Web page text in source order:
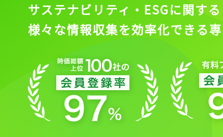
サステナビリティ・ESGに関する
様々な情報収集を効率化できる